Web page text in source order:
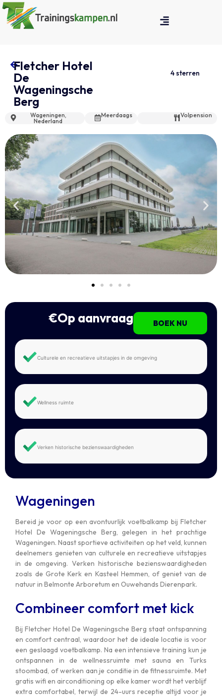
Fletcher Hotel
De
Wageningsche
Berg
4 sterren
Wageningen,
Nederland
Meerdaags Volpension
BOEK NU
€Op aanvraag
Culturele en recreatieve uitstapjes in de omgeving
Wellness ruimte
Verken historische bezienswaardigheden
Wageningen
Bereid je voor op een avontuurlijk voetbalkamp bij Fletcher
Hotel De Wageningsche Berg, gelegen in het prachtige
Wageningen. Naast sportieve activiteiten op het veld, kunnen
deelnemers genieten van culturele en recreatieve uitstapjes
in de omgeving. Verken historische bezienswaardigheden
zoals de Grote Kerk en Kasteel Hemmen, of geniet van de
natuur in Belmonte Arboretum en Ouwehands Dierenpark.
Combineer comfort met kick
Bij Fletcher Hotel De Wageningsche Berg staat ontspanning
en comfort centraal, waardoor het de ideale locatie is voor
een geslaagd voetbalkamp. Na een intensieve training kun je
ontspannen in de wellnessruimte met sauna en Turks
stoombad, of werken aan je conditie in de fitnessruimte. Met
gratis wifi en airconditioning op elke kamer wordt het verblijf
extra comfortabel, terwijl de 24-uurs receptie altijd voor je